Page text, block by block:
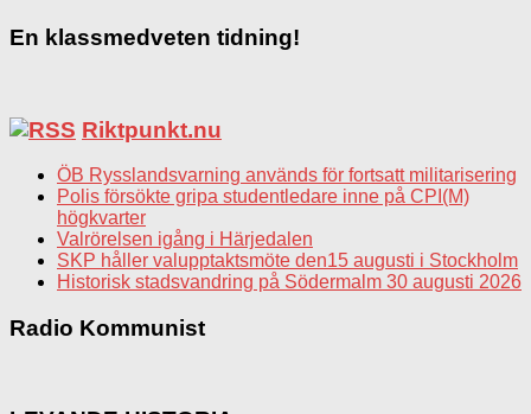
En klassmedveten tidning!
Riktpunkt.nu
ÖB Rysslandsvarning används för fortsatt militarisering
Polis försökte gripa studentledare inne på CPI(M)
högkvarter
Valrörelsen igång i Härjedalen
SKP håller valupptaktsmöte den15 augusti i Stockholm
Historisk stadsvandring på Södermalm 30 augusti 2026
Radio Kommunist